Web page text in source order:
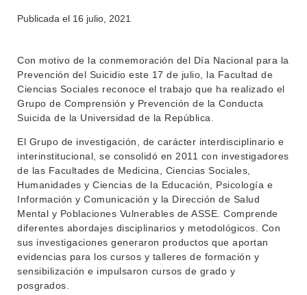
INSTITUCIONAL
DEPARTAMENTOS
ENSEÑANZA
EVA FCS
Publicada el 16 julio, 2021
Con motivo de la conmemoración del Día Nacional para la
Prevención del Suicidio este 17 de julio, la Facultad de
Ciencias Sociales reconoce el trabajo que ha realizado el
Grupo de Comprensión y Prevención de la Conducta
Suicida de la Universidad de la República.
El Grupo de investigación, de carácter interdisciplinario e
interinstitucional, se consolidó en 2011 con investigadores
de las Facultades de Medicina, Ciencias Sociales,
Humanidades y Ciencias de la Educación, Psicología e
Información y Comunicación y la Dirección de Salud
Mental y Poblaciones Vulnerables de ASSE. Comprende
diferentes abordajes disciplinarios y metodológicos. Con
sus investigaciones generaron productos que aportan
evidencias para los cursos y talleres de formación y
sensibilización e impulsaron cursos de grado y
posgrados.